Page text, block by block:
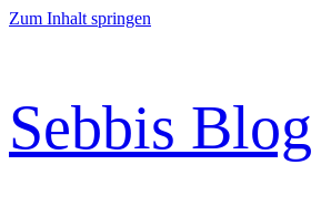
Zum Inhalt springen
Sebbis Blog